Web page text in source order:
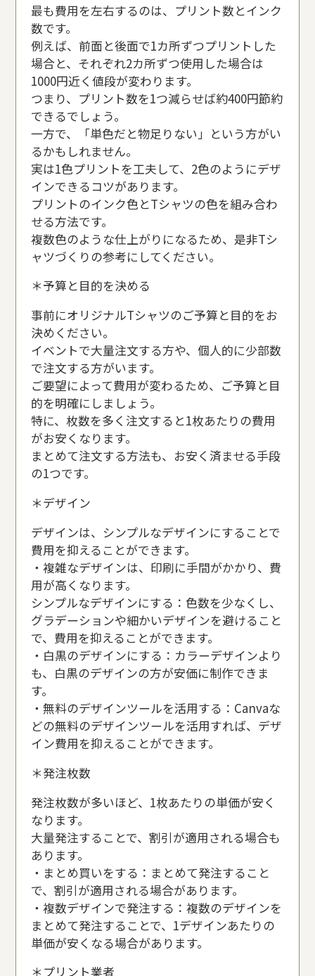
最も費用を左右するのは、プリント数とインク
数です。
例えば、前面と後面で1カ所ずつプリントした
場合と、それぞれ2カ所ずつ使用した場合は
1000円近く値段が変わります。
つまり、プリント数を1つ減らせば約400円節約
できるでしょう。
一方で、「単色だと物足りない」という方がい
るかもしれません。
実は1色プリントを工夫して、2色のようにデザ
インできるコツがあります。
プリントのインク色とTシャツの色を組み合わ
せる方法です。
複数色のような仕上がりになるため、是非Tシ
ャツづくりの参考にしてください。
＊予算と目的を決める
事前にオリジナルTシャツのご予算と目的をお
決めください。
イベントで大量注文する方や、個人的に少部数
で注文する方がいます。
ご要望によって費用が変わるため、ご予算と目
的を明確にしましょう。
特に、枚数を多く注文すると1枚あたりの費用
がお安くなります。
まとめて注文する方法も、お安く済ませる手段
の1つです。
＊デザイン
デザインは、シンプルなデザインにすることで
費用を抑えることができます。
・複雑なデザインは、印刷に手間がかかり、費
用が高くなります。
シンプルなデザインにする：色数を少なくし、
グラデーションや細かいデザインを避けること
で、費用を抑えることができます。
・白黒のデザインにする：カラーデザインより
も、白黒のデザインの方が安価に制作できま
す。
・無料のデザインツールを活用する：Canvaな
どの無料のデザインツールを活用すれば、デザ
イン費用を抑えることができます。
＊発注枚数
発注枚数が多いほど、1枚あたりの単価が安く
なります。
大量発注することで、割引が適用される場合も
あります。
・まとめ買いをする：まとめて発注すること
で、割引が適用される場合があります。
・複数デザインで発注する：複数のデザインを
まとめて発注することで、1デザインあたりの
単価が安くなる場合があります。
＊プリント業者